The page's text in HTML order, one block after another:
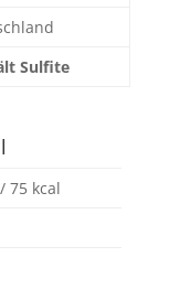
Sulfite
75 kcal